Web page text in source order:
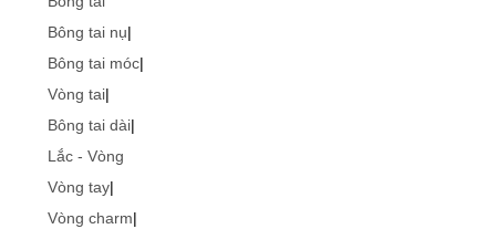
Bông tai nụ|
Bông tai móc|
Vòng tai|
Bông tai dài|
Lắc - Vòng
Vòng tay|
Vòng charm|